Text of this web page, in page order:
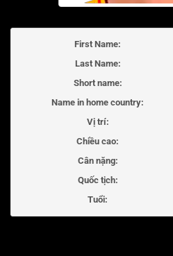
First Name:
Last Name:
Short name:
Name in home country:
Vị trí:
Chiều cao:
Cân nặng:
Quốc tịch:
Tuổi: